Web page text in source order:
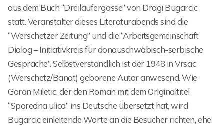
aus dem Buch “Dreilaufergasse” von Dragi Bugarcic
statt. Veranstalter dieses Literaturabends sind die
“Werschetzer Zeitung” und die “Arbeitsgemeinschaft
Dialog – Initiativkreis für donauschwäbisch-serbische
Gespräche”. Selbstverständlich ist der 1948 in Vrsac
(Werschetz/Banat) geborene Autor anwesend. Wie
Goran Miletic, der den Roman mit dem Originaltitel
“Sporedna ulica” ins Deutsche übersetzt hat, wird
Bugarcic einleitende Worte an die Besucher richten, ehe